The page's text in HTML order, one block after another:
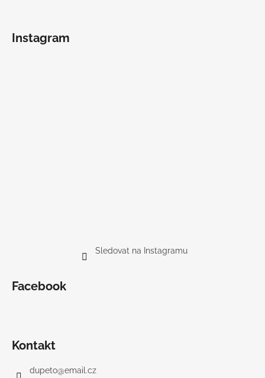
Instagram
Sledovat na Instagramu
Facebook
Kontakt
dupeto@email.cz